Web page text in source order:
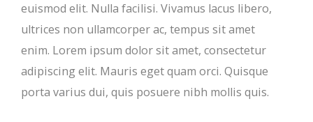
euismod elit. Nulla facilisi. Vivamus lacus libero,
ultrices non ullamcorper ac, tempus sit amet
enim. Lorem ipsum dolor sit amet, consectetur
adipiscing elit. Mauris eget quam orci. Quisque
porta varius dui, quis posuere nibh mollis quis.